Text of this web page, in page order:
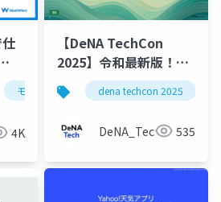
モバイルアプリ リファクタリング
4K
【DeNA TechCon
2025】令和最新版！今
Androidアプリ開発を
始めるべき5の理由
dena techcon 2025
DeNA_Tech 535